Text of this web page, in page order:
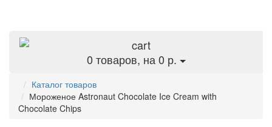
0 товаров, на 0 р.
Каталог товаров
Мороженое Astronaut Chocolate Ice Cream with
Chocolate Chips